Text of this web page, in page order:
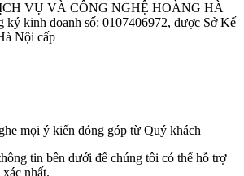
VỤ VÀ CÔNG NGHỆ HOÀNG HÀ
ký kinh doanh số: 0107406972, được Sở Kế
Nội cấp
mọi ý kiến đóng góp từ Quý khách
tin bên dưới để chúng tôi có thể hỗ trợ
nhất.